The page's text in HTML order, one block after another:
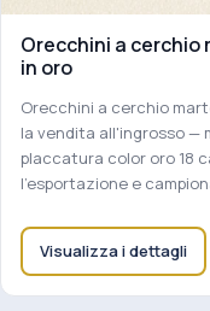
Orecchini a
in oro
Orecchini a cerchio
la vendita all'ingrosso —
placcatura color oro 18
l'esportazione e
Visualizza i dettagli